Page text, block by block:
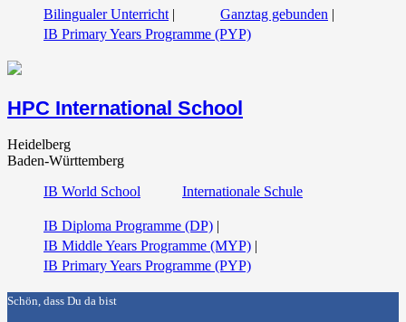
Bilingualer Unterricht | Ganztag gebunden |
IB Primary Years Programme (PYP)
HPC International School
Heidelberg
Baden-Württemberg
IB World School
Internationale Schule
IB Diploma Programme (DP) |
IB Middle Years Programme (MYP) |
IB Primary Years Programme (PYP)
Schön, dass Du da bist